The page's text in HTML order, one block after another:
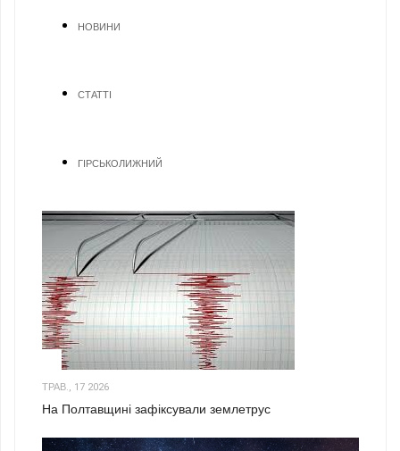
НОВИНИ
СТАТТІ
ГІРСЬКОЛИЖНИЙ
ТРАВ., 17 2026
На Полтавщині зафіксували землетрус